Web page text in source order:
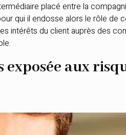
placé entre la
qui il endosse alors le rôle de
intérêts du client auprès des
aux